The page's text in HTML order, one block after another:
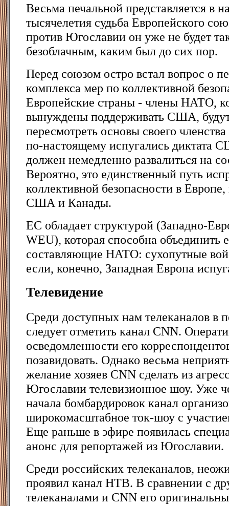
Весьма печальной представляется в
тысячелетия судьба Европейского
против Югославии он уже не будет
безоблачным, каким был до сих пор.
Перед союзом остро встал вопрос о
комплекса мер по коллективной
Европейские страны - члены НАТО,
вынуждены поддерживать США,
пересмотреть основы своего
по-настоящему испугались диктата
должен немедленно развалиться на
Вероятно, это единственный путь
коллективной безопасности в
США и Канады.
ЕС обладает структурой (Западно-
WEU), которая способна объединить
составляющие НАТО: сухопутные
если, конечно, Западная Европа
Телевидение
Среди доступных нам телеканалов в
следует отметить канал CNN.
осведомленности его
позавидовать. Однако весьма
желание хозяев CNN сделать из
Югославии телевизионное шоу. Уже
начала бомбардировок канал
широкомасштабное ток-шоу с
Еще раньше в эфире появилась
анонс для репортажей из Югославии.
Среди российских телеканалов,
проявил канал НТВ. В сравнении с
телеканалами и CNN его